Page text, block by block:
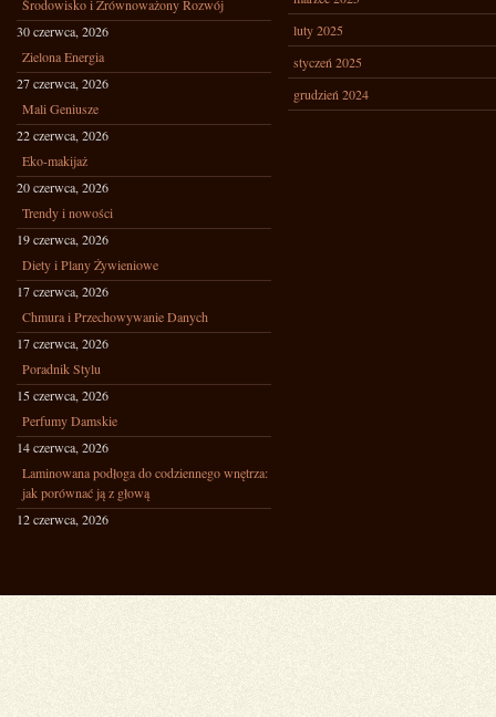
Środowisko i Zrównoważony Rozwój
30 czerwca, 2026
Zielona Energia
27 czerwca, 2026
Mali Geniusze
22 czerwca, 2026
Eko-makijaż
20 czerwca, 2026
Trendy i nowości
19 czerwca, 2026
Diety i Plany Żywieniowe
17 czerwca, 2026
Chmura i Przechowywanie Danych
17 czerwca, 2026
Poradnik Stylu
15 czerwca, 2026
Perfumy Damskie
14 czerwca, 2026
Laminowana podłoga do codziennego wnętrza:
jak porównać ją z głową
12 czerwca, 2026
luty 2025
styczeń 2025
grudzień 2024